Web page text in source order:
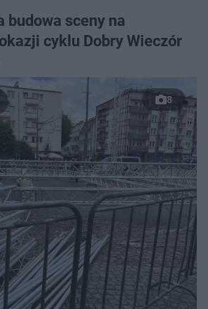
budowa sceny na
cyklu Dobry Wieczór
8